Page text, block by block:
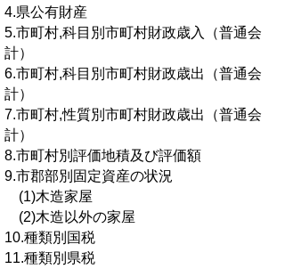
4.県公有財産
5.市町村,科目別市町村財政歳入（普通会
計）
6.市町村,科目別市町村財政歳出（普通会
計）
7.市町村,性質別市町村財政歳出（普通会
計）
8.市町村別評価地積及び評価額
9.市郡部別固定資産の状況
(1)木造家屋
(2)木造以外の家屋
10.種類別国税
11.種類別県税